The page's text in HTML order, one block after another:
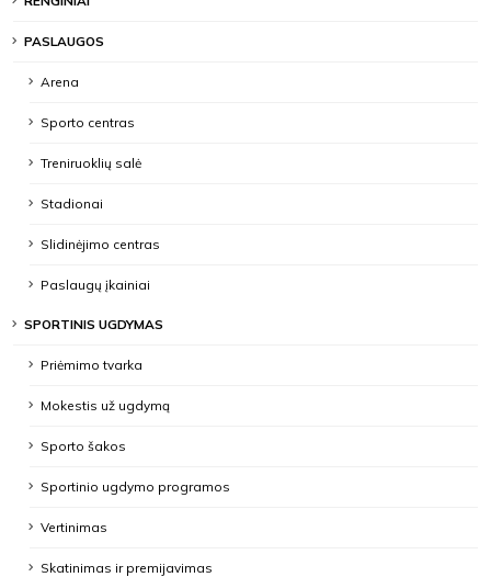
PASLAUGOS
Arena
Sporto centras
Treniruoklių salė
Stadionai
Slidinėjimo centras
Paslaugų įkainiai
SPORTINIS UGDYMAS
Priėmimo tvarka
Mokestis už ugdymą
Sporto šakos
Sportinio ugdymo programos
Vertinimas
Skatinimas ir premijavimas